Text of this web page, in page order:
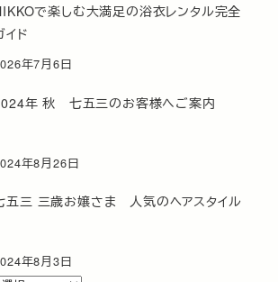
で楽しむ大満足の浴衣レンタル完全
イド
年7月6日
年 秋 七五三のお客様へご案内
年8月26日
五三 三歳お嬢さま 人気のヘアスタイル
年8月3日